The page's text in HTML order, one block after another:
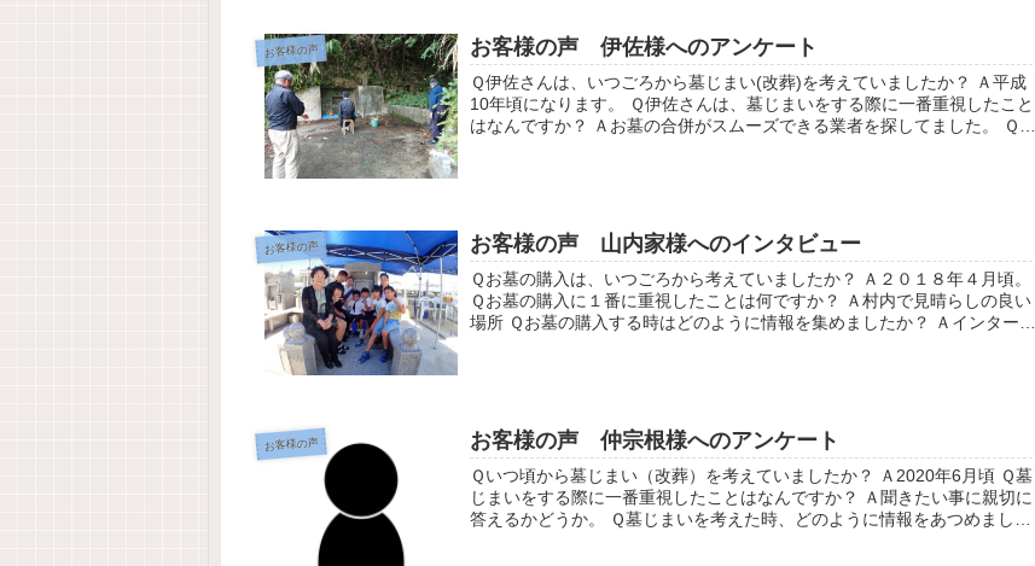
お客様の声 お客様の声 伊佐様へのアンケート
Ｑ伊佐さんは、いつごろから墓じまい(改葬)を考えていましたか？ Ａ平成
10年頃になります。 Ｑ伊佐さんは、墓じまいをする際に一番重視したこと
はなんですか？ Ａお墓の合併がスムーズできる業者を探してました。 Ｑ伊
お客様の声 お客様の声 山内家様へのインタビュー
Ｑお墓の購入は、いつごろから考えていましたか？ Ａ２０１８年４月頃。
Ｑお墓の購入に１番に重視したことは何ですか？ Ａ村内で見晴らしの良い
場所 Ｑお墓の購入する時はどのように情報を集めましたか？ Ａインターネ
お客様の声 お客様の声 仲宗根様へのアンケート
Ｑいつ頃から墓じまい（改葬）を考えていましたか？ Ａ2020年6月頃 Ｑ墓
じまいをする際に一番重視したことはなんですか？ Ａ聞きたい事に親切に
答えるかどうか。 Ｑ墓じまいを考えた時、どのように情報をあつめました